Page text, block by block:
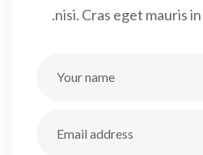
nisi. Cras eget mauris